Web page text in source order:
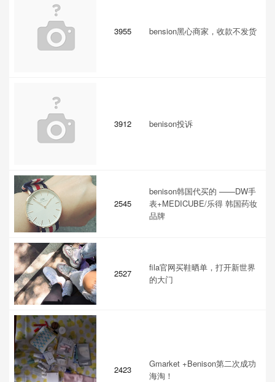
3955 bension黑心商家，收款不发货
3912 benison投诉
2545
benison韩国代买的 ——DW手
表+MEDICUBE/乐得 韩国药妆
品牌
2527
fila官网买鞋晒单，打开新世界
的大门
2423
Gmarket +Benison第二次成功
海淘！